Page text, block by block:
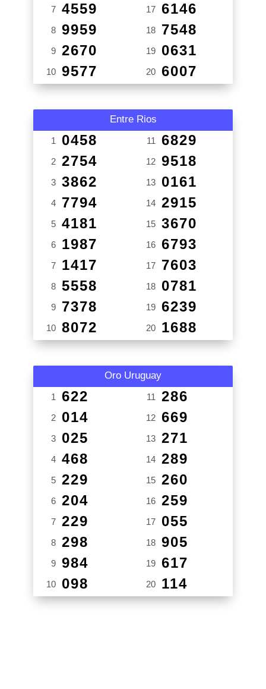
7 4559
8 9959
9 2670
10 9577
17 6146
18 7548
19 0631
20 6007
Entre Rios
1 0458
2 2754
3 3862
4 7794
5 4181
6 1987
7 1417
8 5558
9 7378
10 8072
11 6829
12 9518
13 0161
14 2915
15 3670
16 6793
17 7603
18 0781
19 6239
20 1688
Oro Uruguay
1 622
2 014
3 025
4 468
5 229
6 204
7 229
8 298
9 984
10 098
11 286
12 669
13 271
14 289
15 260
16 259
17 055
18 905
19 617
20 114